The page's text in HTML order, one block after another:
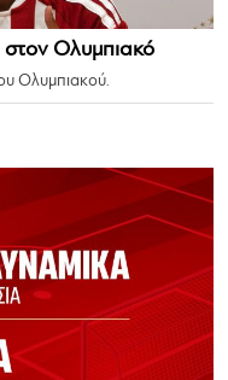
στον Ολυμπιακό
Ολυμπιακού.